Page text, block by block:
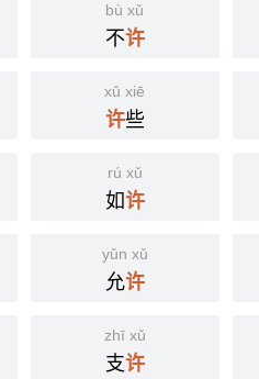
bù xǔ
不许
xǔ xiē
许些
rú xǔ
如许
yǔn xǔ
允许
zhī xǔ
支许